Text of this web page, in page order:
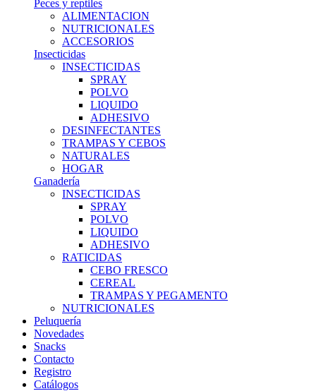
Peces y reptiles
ALIMENTACION
NUTRICIONALES
ACCESORIOS
Insecticidas
INSECTICIDAS
SPRAY
POLVO
LIQUIDO
ADHESIVO
DESINFECTANTES
TRAMPAS Y CEBOS
NATURALES
HOGAR
Ganadería
INSECTICIDAS
SPRAY
POLVO
LIQUIDO
ADHESIVO
RATICIDAS
CEBO FRESCO
CEREAL
TRAMPAS Y PEGAMENTO
NUTRICIONALES
Peluquería
Novedades
Snacks
Contacto
Registro
Catálogos